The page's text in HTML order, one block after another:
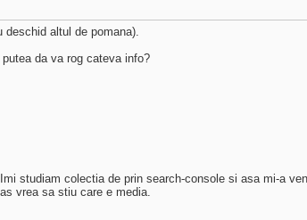
altul de pomana).
da va rog cateva info?
studiam colectia de prin search-console si asa mi-a
vrea sa stiu care e media.